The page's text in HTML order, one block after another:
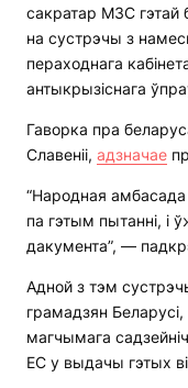
сакратар МЗС гэтай
на сустрэчы з
пераходнага
антыкрызіснага
Гаворка пра
Славеніі, адзначае
“Народная амбасада
па гэтым пытанні, і
дакумента”, —
Адной з тэм
грамадзян Беларусі,
магчымага
ЕС у выдачы гэтых